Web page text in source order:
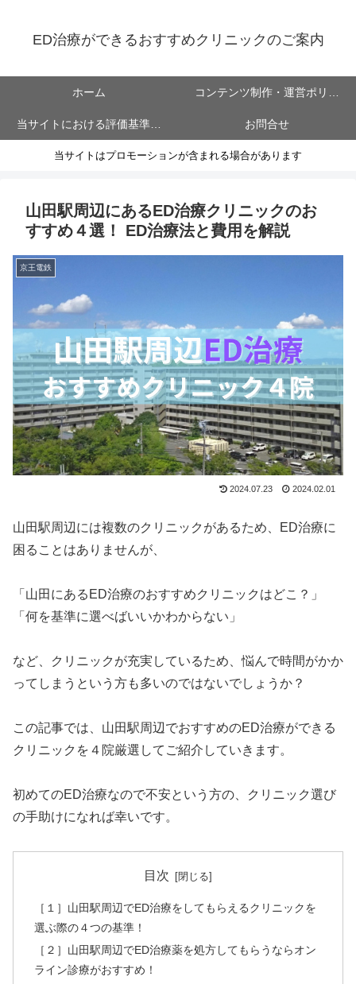
ED治療ができるおすすめクリニックのご案内
ホーム コンテンツ制作・運営ポリシ
ー
当サイトにおける評価基準に
ついて
お問合せ
当サイトはプロモーションが含まれる場合があります
山田駅周辺にあるED治療クリニックのお
すすめ４選！ ED治療法と費用を解説
京王電鉄
2024.07.23 2024.02.01
山田駅周辺には複数のクリニックがあるため、ED治療に
困ることはありませんが、
「山田にあるED治療のおすすめクリニックはどこ？」
「何を基準に選べばいいかわからない」
など、クリニックが充実しているため、悩んで時間がかか
ってしまうという方も多いのではないでしょうか？
この記事では、山田駅周辺でおすすめのED治療ができる
クリニックを４院厳選してご紹介していきます。
初めてのED治療なので不安という方の、クリニック選び
の手助けになれば幸いです。
目次
［１］山田駅周辺でED治療をしてもらえるクリニックを
選ぶ際の４つの基準！
［２］山田駅周辺でED治療薬を処方してもらうならオン
ライン診療がおすすめ！